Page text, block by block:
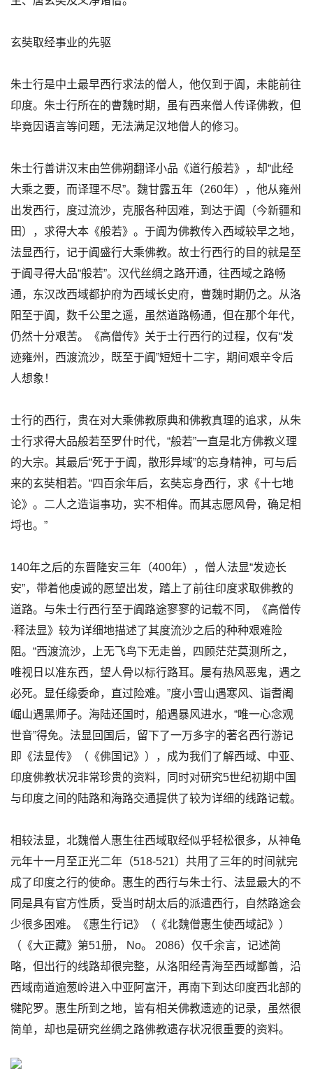
玄奘取经事业的先驱
朱士行是中土最早西行求法的僧人，他仅到于阗，未能前往
印度。朱士行所在的曹魏时期，虽有西来僧人传译佛教，但
毕竟因语言等问题，无法满足汉地僧人的修习。
朱士行善讲汉末由竺佛朔翻译小品《道行般若》，却“此经
大乘之要，而译理不尽”。魏甘露五年（260年），他从雍州
出发西行，度过流沙，克服各种因难，到达于阗（今新疆和
田），求得大本《般若》。于阗为佛教传入西域较早之地，
法显西行，记于阗盛行大乘佛教。故士行西行的目的就是至
于阗寻得大品“般若”。汉代丝绸之路开通，往西域之路畅
通，东汉改西域都护府为西域长史府，曹魏时期仍之。从洛
阳至于阗，数千公里之遥，虽然道路畅通，但在那个年代，
仍然十分艰苦。《高僧传》关于士行西行的过程，仅有“发
迹雍州，西渡流沙，既至于阗”短短十二字，期间艰辛令后
人想象！
士行的西行，贵在对大乘佛教原典和佛教真理的追求，从朱
士行求得大品般若至罗什时代，“般若”一直是北方佛教义理
的大宗。其最后“死于于阗，散形异域”的忘身精神，可与后
来的玄奘相若。“四百余年后，玄奘忘身西行，求《十七地
论》。二人之造诣事功，实不相侔。而其志愿风骨，确足相
埒也。”
140年之后的东晋隆安三年（400年），僧人法显“发迹长
安”，带着他虔诚的愿望出发，踏上了前往印度求取佛教的
道路。与朱士行西行至于阗路途寥寥的记载不同，《高僧传
·释法显》较为详细地描述了其度流沙之后的种种艰难险
阻。“西渡流沙，上无飞鸟下无走兽，四顾茫茫莫测所之，
唯视日以准东西，望人骨以标行路耳。屡有热风恶鬼，遇之
必死。显任缘委命，直过险难。”度小雪山遇寒风、诣耆阇
崛山遇黑师子。海陆还国时，船遇暴风进水，“唯一心念观
世音”得免。法显回国后，留下了一万多字的著名西行游记
即《法显传》（《佛国记》），成为我们了解西域、中亚、
印度佛教状况非常珍贵的资料，同时对研究5世纪初期中国
与印度之间的陆路和海路交通提供了较为详细的线路记载。
相较法显，北魏僧人惠生往西域取经似乎轻松很多，从神龟
元年十一月至正光二年（518-521）共用了三年的时间就完
成了印度之行的使命。惠生的西行与朱士行、法显最大的不
同是具有官方性质，受当时胡太后的派遣西行，自然路途会
少很多困难。《惠生行记》（《北魏僧惠生使西域記》）
（《大正藏》第51册， No。 2086）仅千余言，记述简
略，但出行的线路却很完整，从洛阳经青海至西域鄯善，沿
西域南道逾葱岭进入中亚阿富汗，再南下到达印度西北部的
犍陀罗。惠生所到之地，皆有相关佛教遗迹的记录，虽然很
简单，却也是研究丝绸之路佛教遗存状况很重要的资料。